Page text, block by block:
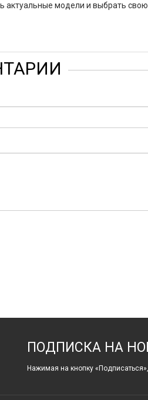
актуальные модели и выбрать
ПОДПИСКА НА
Нажимая на кнопку